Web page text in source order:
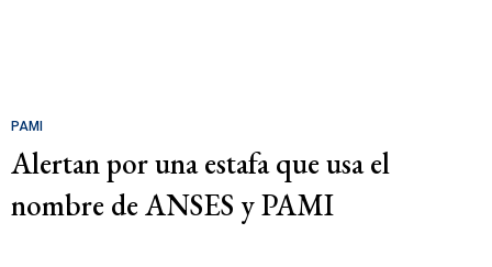
PAMI
Alertan por una estafa que usa el
nombre de ANSES y PAMI